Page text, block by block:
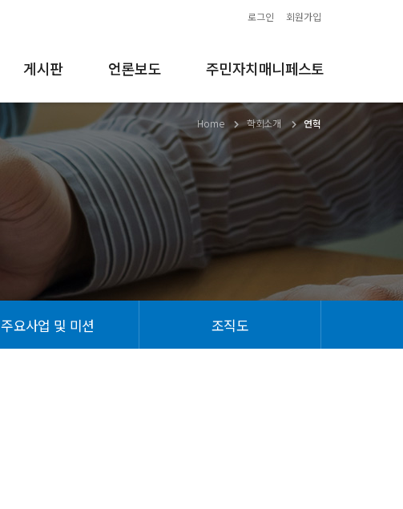
로그인 회원가입
게시판 언론보도 주민자치매니페스토
Home 학회소개 연혁
주요사업 및 미션 조직도